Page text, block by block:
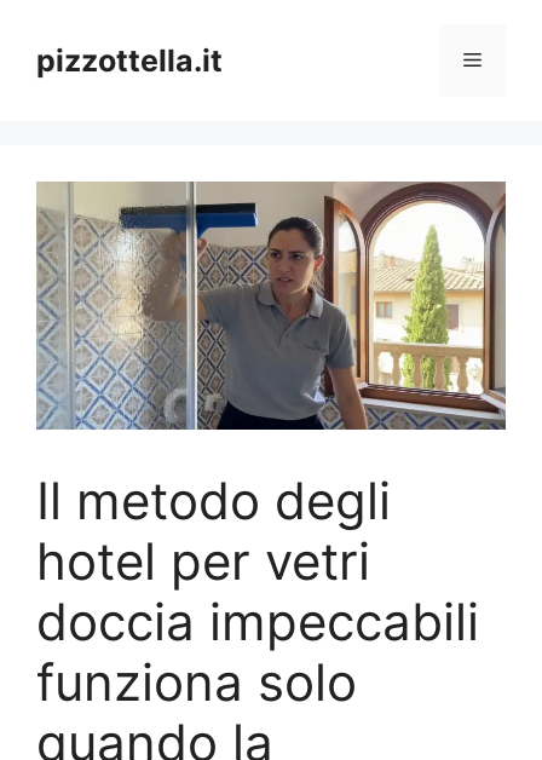
contenuto
pizzottella.it Menu
Il metodo degli
hotel per vetri
doccia impeccabili
funziona solo
quando la